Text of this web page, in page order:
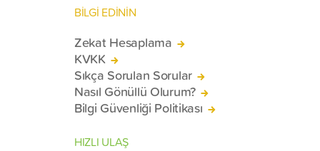
BİLGİ EDİNİN
Zekat Hesaplama
KVKK
Sıkça Sorulan Sorular
Nasıl Gönüllü Olurum?
Bilgi Güvenliği Politikası
HIZLI ULAŞ